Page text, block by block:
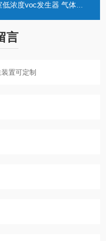
度voc发生器 气体装置定制
言